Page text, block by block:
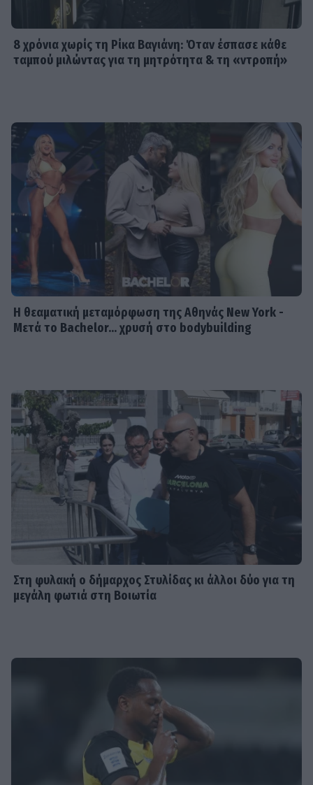
8 χρόνια χωρίς τη Ρίκα Βαγιάνη: Όταν έσπασε κάθε
ταμπού μιλώντας για τη μητρότητα & τη «ντροπή»
Η θεαματική μεταμόρφωση της Αθηνάς New York -
Μετά το Bachelor... χρυσή στο bodybuilding
Στη φυλακή ο δήμαρχος Στυλίδας κι άλλοι δύο για τη
μεγάλη φωτιά στη Βοιωτία